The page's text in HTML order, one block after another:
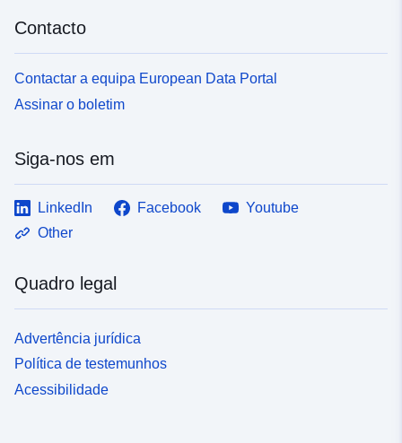
Contacto
Contactar a equipa European Data Portal
Assinar o boletim
Siga-nos em
LinkedIn Facebook
Youtube
Other
Quadro legal
Advertência jurídica
Política de testemunhos
Acessibilidade